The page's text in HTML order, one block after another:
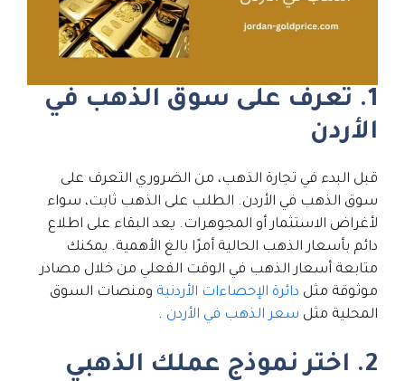
1. تعرف على سوق الذهب في
الأردن
قبل البدء في تجارة الذهب، من الضروري التعرف على
سوق الذهب في الأردن. الطلب على الذهب ثابت، سواء
لأغراض الاستثمار أو المجوهرات. يعد البقاء على اطلاع
دائم بأسعار الذهب الحالية أمرًا بالغ الأهمية. يمكنك
متابعة أسعار الذهب في الوقت الفعلي من خلال مصادر
موثوقة مثل دائرة الإحصاءات الأردنية ومنصات السوق
المحلية مثل سعر الذهب في الأردن .
2. اختر نموذج عملك الذهبي